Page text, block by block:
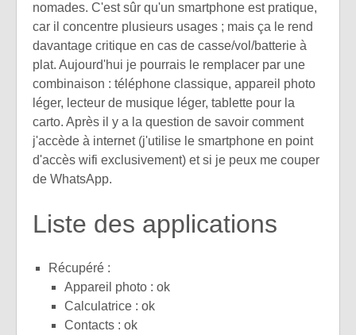
nomades. C'est sûr qu'un smartphone est pratique,
car il concentre plusieurs usages ; mais ça le rend
davantage critique en cas de casse/vol/batterie à
plat. Aujourd'hui je pourrais le remplacer par une
combinaison : téléphone classique, appareil photo
léger, lecteur de musique léger, tablette pour la
carto. Après il y a la question de savoir comment
j'accède à internet (j'utilise le smartphone en point
d'accès wifi exclusivement) et si je peux me couper
de WhatsApp.
Liste des applications
Récupéré :
Appareil photo : ok
Calculatrice : ok
Contacts : ok